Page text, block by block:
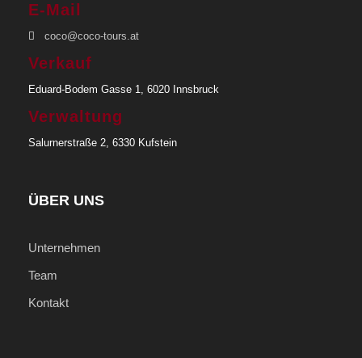
E-Mail
coco@coco-tours.at
Verkauf
Eduard-Bodem Gasse 1, 6020 Innsbruck
Verwaltung
Salurnerstraße 2, 6330 Kufstein
ÜBER UNS
Unternehmen
Team
Kontakt